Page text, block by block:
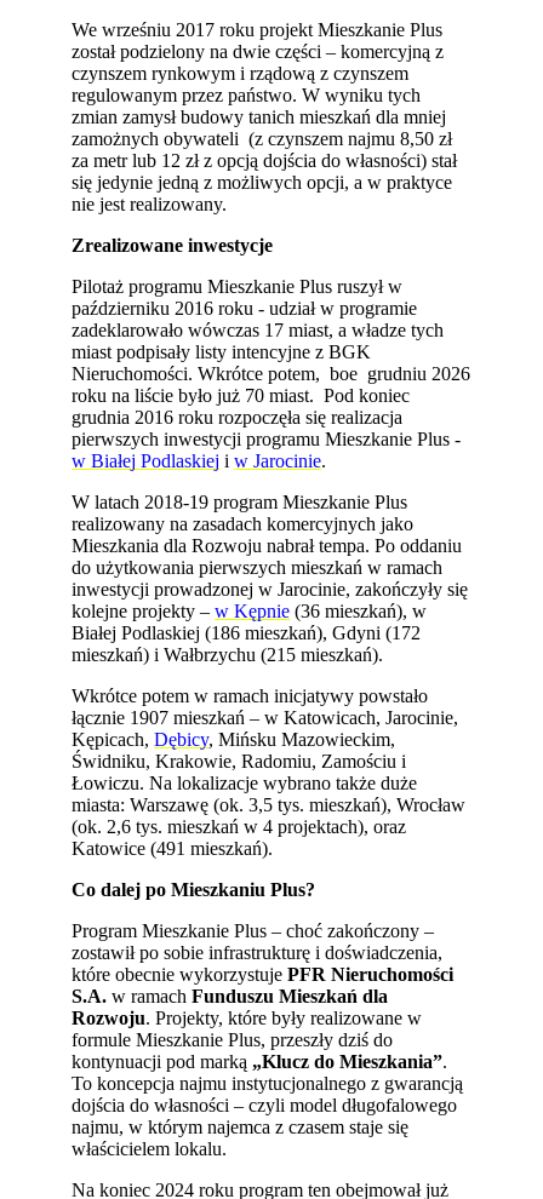
We wrześniu 2017 roku projekt Mieszkanie Plus
został podzielony na dwie części – komercyjną z
czynszem rynkowym i rządową z czynszem
regulowanym przez państwo. W wyniku tych
zmian zamysł budowy tanich mieszkań dla mniej
zamożnych obywateli (z czynszem najmu 8,50 zł
za metr lub 12 zł z opcją dojścia do własności) stał
się jedynie jedną z możliwych opcji, a w praktyce
nie jest realizowany.
Zrealizowane inwestycje
Pilotaż programu Mieszkanie Plus ruszył w
październiku 2016 roku - udział w programie
zadeklarowało wówczas 17 miast, a władze tych
miast podpisały listy intencyjne z BGK
Nieruchomości. Wkrótce potem, boe grudniu 2026
roku na liście było już 70 miast. Pod koniec
grudnia 2016 roku rozpoczęła się realizacja
pierwszych inwestycji programu Mieszkanie Plus -
w Białej Podlaskiej iw Jarocinie.
W latach 2018-19 program Mieszkanie Plus
realizowany na zasadach komercyjnych jako
Mieszkania dla Rozwoju nabrał tempa. Po oddaniu
do użytkowania pierwszych mieszkań w ramach
inwestycji prowadzonej w Jarocinie, zakończyły się
kolejne projekty –w Kępnie (36 mieszkań), w
Białej Podlaskiej (186 mieszkań), Gdyni (172
mieszkań) i Wałbrzychu (215 mieszkań).
Wkrótce potem w ramach inicjatywy powstało
łącznie 1907 mieszkań – w Katowicach, Jarocinie,
Kępicach,Dębicy, Mińsku Mazowieckim,
Świdniku, Krakowie, Radomiu, Zamościu i
Łowiczu. Na lokalizacje wybrano także duże
miasta: Warszawę (ok. 3,5 tys. mieszkań), Wrocław
(ok. 2,6 tys. mieszkań w 4 projektach), oraz
Katowice (491 mieszkań).
Co dalej po Mieszkaniu Plus?
Program Mieszkanie Plus – choć zakończony –
zostawił po sobie infrastrukturę i doświadczenia,
które obecnie wykorzystujePFR Nieruchomości
S.A. w ramachFunduszu Mieszkań dla
Rozwoju. Projekty, które były realizowane w
formule Mieszkanie Plus, przeszły dziś do
kontynuacji pod marką „Klucz do Mieszkania”.
To koncepcja najmu instytucjonalnego z gwarancją
dojścia do własności – czyli model długofalowego
najmu, w którym najemca z czasem staje się
właścicielem lokalu.
Na koniec 2024 roku program ten obejmował już